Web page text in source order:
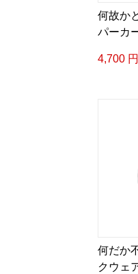
何故か
パーカ
4,700
何だか
クウェ